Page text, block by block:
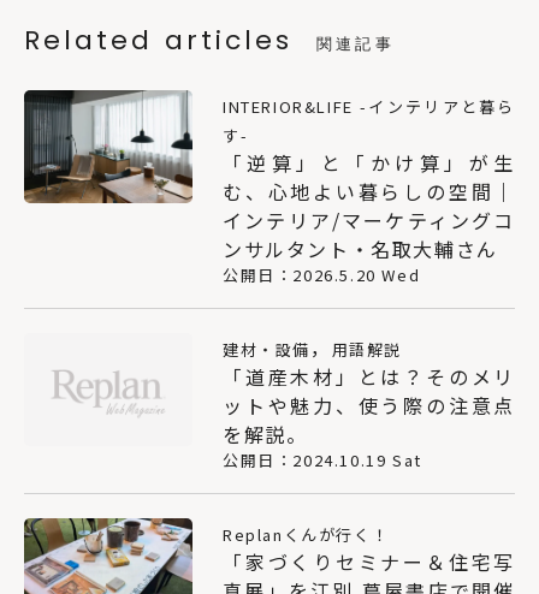
Related articles 関連記事
INTERIOR&LIFE -インテリアと暮ら
す-
「逆算」と「かけ算」が生
む、心地よい暮らしの空間｜
インテリア/マーケティングコ
ンサルタント・名取大輔さん
公開日：2026.5.20 Wed
建材・設備 ， 用語解説
「道産木材」とは？そのメリ
ットや魅力、使う際の注意点
を解説。
公開日：2024.10.19 Sat
Replanくんが行く！
「家づくりセミナー＆住宅写